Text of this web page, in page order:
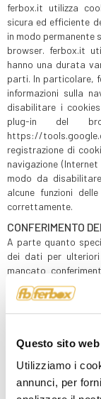
Questo sito
Utilizziamo i
annunci, per
ferbox.it utilizza
sicura ed efficiente
in modo permanente
browser. ferbox.it
hanno una durata
parti. In particolare,
informazioni sulla
disabilitare i
plug-in del
https://
registrazione di
navigazione
modo da
alcune funzioni
correttamente.
CONFERIMENTO
A parte quanto
dei dati per
mancato
tali ulteriori finalità.
AMBITO DI
PERSONALI